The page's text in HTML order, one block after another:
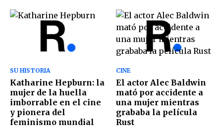
SU HISTORIA
Katharine Hepburn: la
mujer de la huella
imborrable en el cine
y pionera del
feminismo mundial
CINE
El actor Alec Baldwin
mató por accidente a
una mujer mientras
grababa la película
Rust